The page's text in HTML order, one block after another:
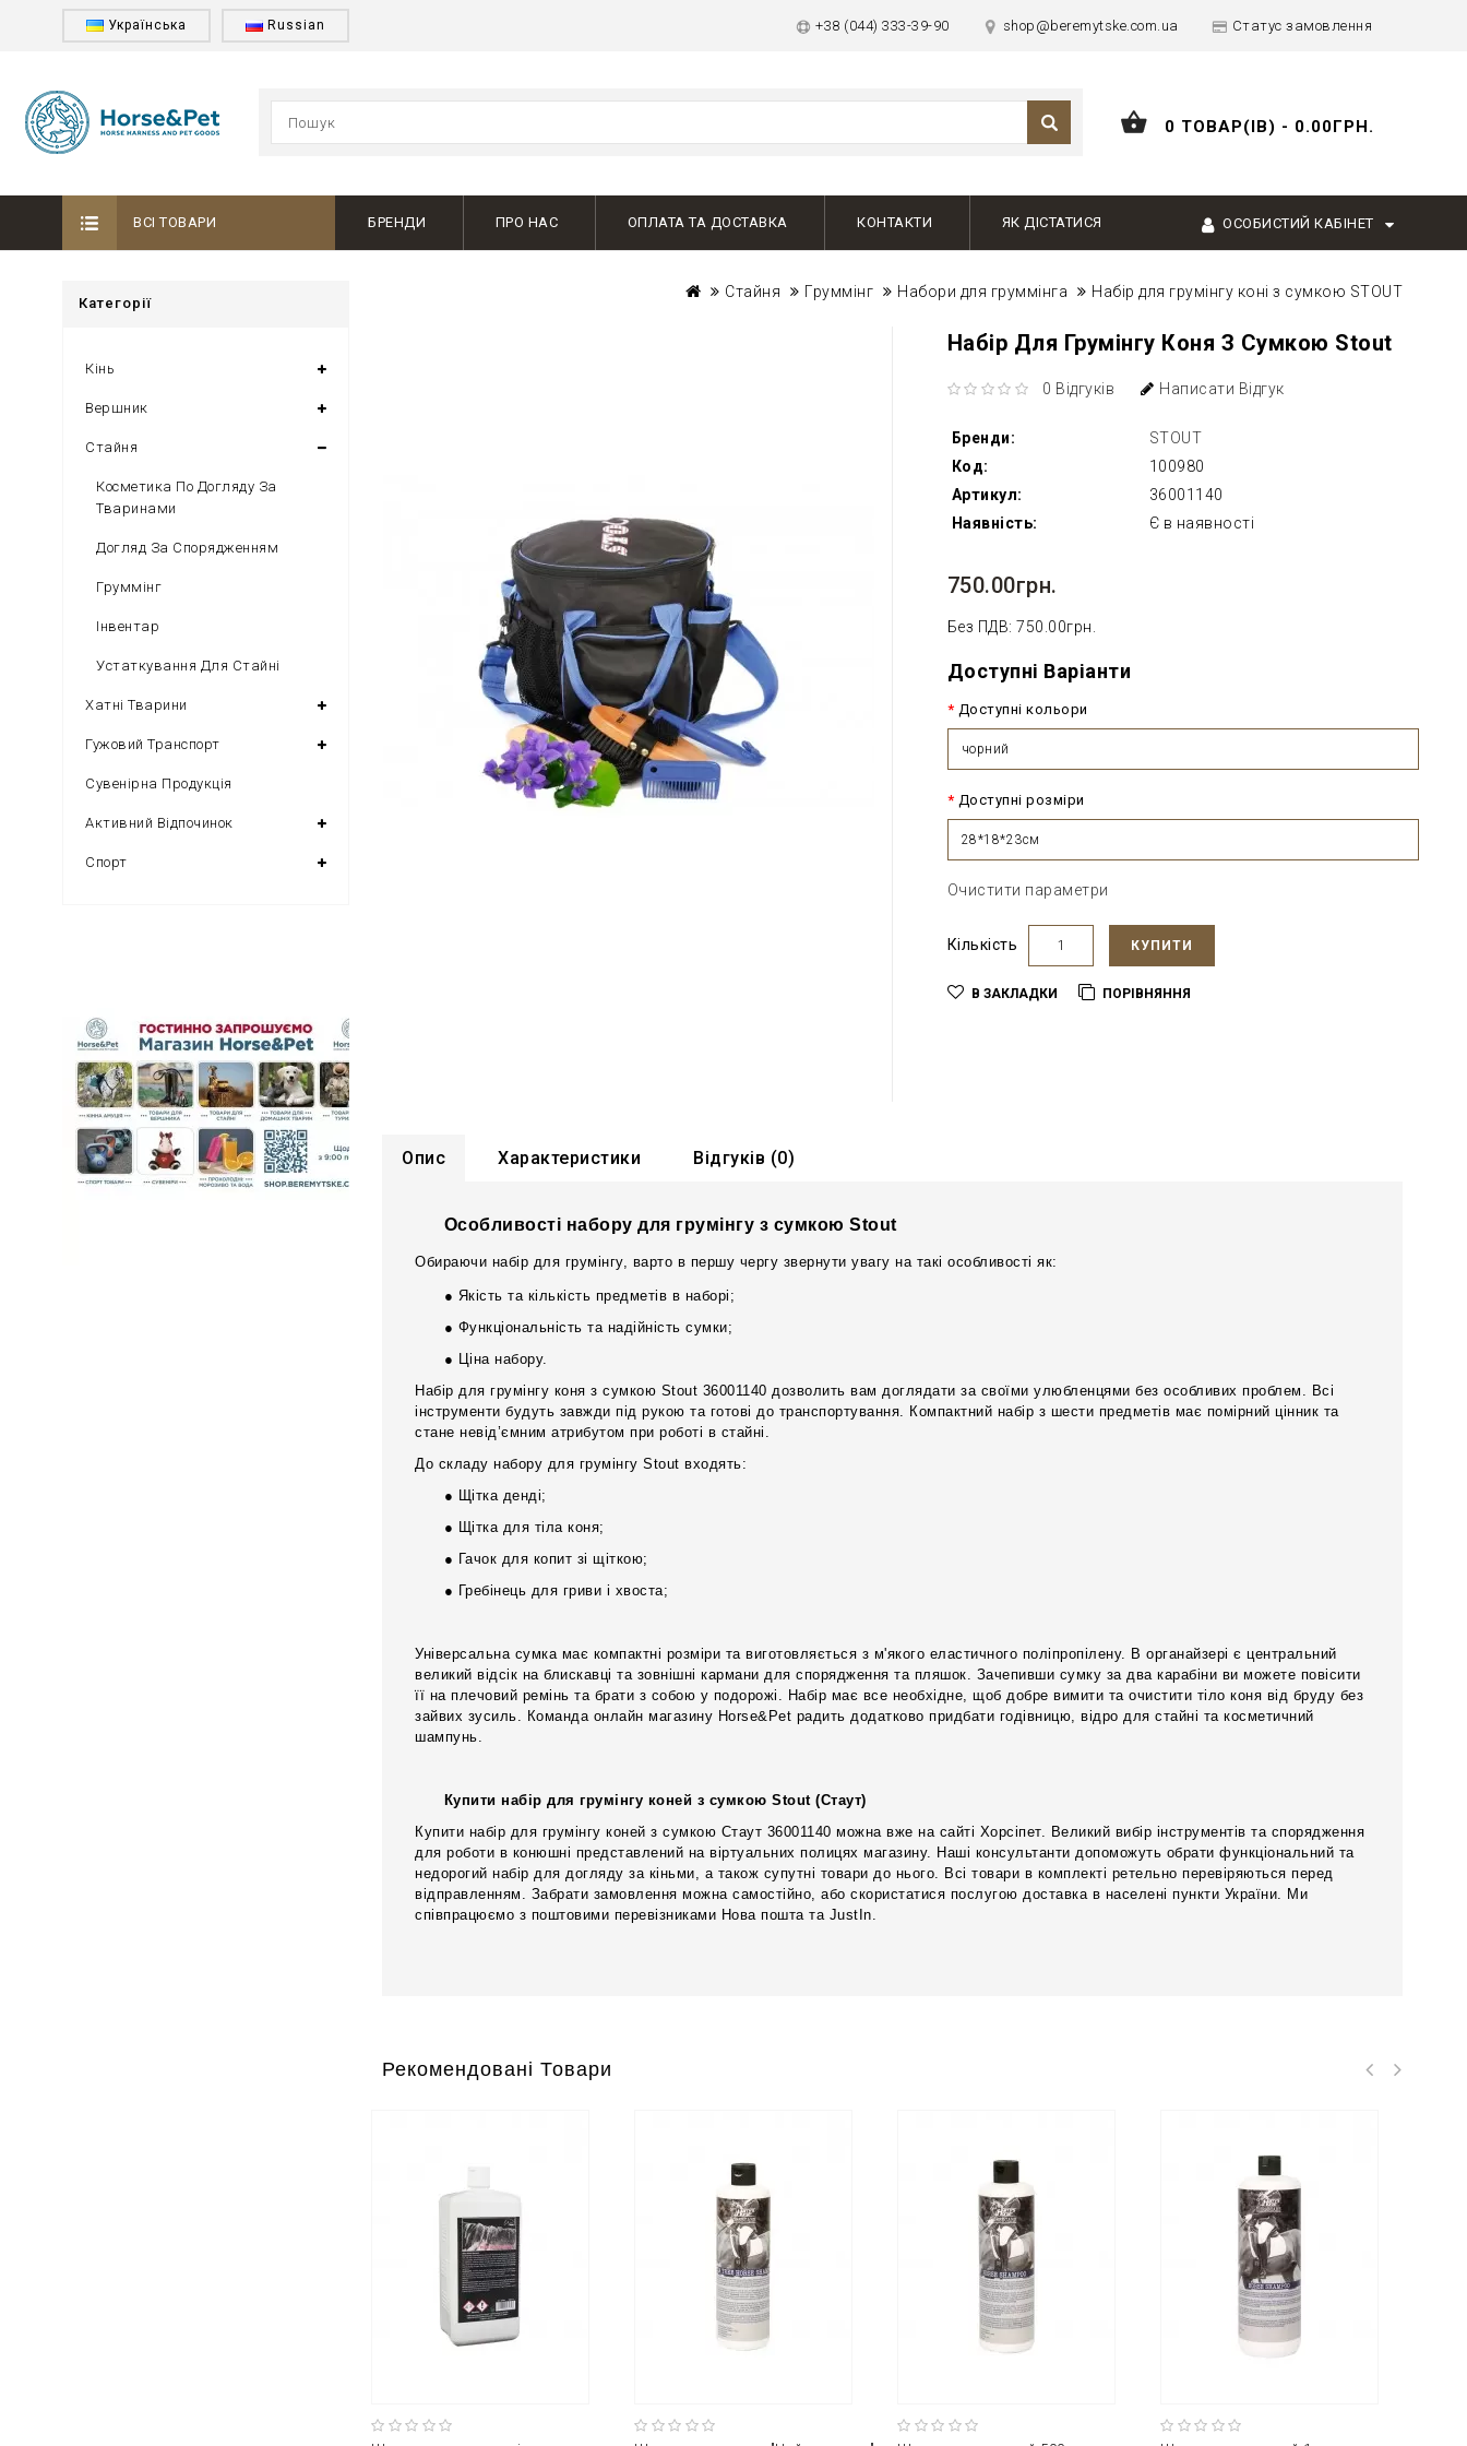
Українська Russian +38 (044) 333-39-90 shop@beremytske.com.ua Статус замовлення
0 ТОВАР(ІВ) - 0.00ГРН.
ВСІ ТОВАРИ БРЕНДИ ПРО НАС ОПЛАТА ТА ДОСТАВКА КОНТАКТИ ЯК ДІСТАТИСЯ ОСОБИСТИЙ КАБІНЕТ
Категорії
Кінь
Вершник
Стайня
Косметика По Догляду За
Тваринами
Догляд За Спорядженням
Груммінг
Інвентар
Устаткування Для Стайні
Хатні Тварини
Гужовий Транспорт
Сувенірна Продукція
Активний Відпочинок
Спорт
Стайня Груммінг Набори для груммінга Набір для грумінгу коні з сумкою STOUT
Набір Для Грумінгу Коня З Сумкою Stout
0 Відгуків Написати Відгук
Бренди:
STOUT
Код:
100980
Артикул:
36001140
Наявність:
Є в наявності
750.00грн.
Без ПДВ: 750.00грн.
Доступні Варіанти
Доступні кольори
чорний
Доступні розміри
28*18*23см
Очистити параметри
Кількість КУПИТИ
В ЗАКЛАДКИ ПОРІВНЯННЯ
Опис Характеристики Відгуків (0)
Особливості набору для грумінгу з сумкою Stout
Обираючи набір для грумінгу, варто в першу чергу звернути увагу на такі особливості як:
● Якість та кількість предметів в наборі;
● Функціональність та надійність сумки;
● Ціна набору.
Набір для грумінгу коня з сумкою Stout 36001140 дозволить вам доглядати за своїми улюбленцями без особливих проблем. Всі
інструменти будуть завжди під рукою та готові до транспортування. Компактний набір з шести предметів має помірний цінник та
стане невід’ємним атрибутом при роботі в стайні.
До складу набору для грумінгу Stout входять:
● Щітка денді;
● Щітка для тіла коня;
● Гачок для копит зі щіткою;
● Гребінець для гриви і хвоста;
Універсальна сумка має компактні розміри та виготовляється з м'якого еластичного поліпропілену. В органайзері є центральний
великий відсік на блискавці та зовнішні кармани для спорядження та пляшок. Зачепивши сумку за два карабіни ви можете повісити
її на плечовий ремінь та брати з собою у подорожі. Набір має все необхідне, щоб добре вимити та очистити тіло коня від бруду без
зайвих зусиль. Команда онлайн магазину Horse&Pet радить додатково придбати годівницю, відро для стайні та косметичний
шампунь.
Купити набір для грумінгу коней з сумкою Stout (Стаут)
Купити набір для грумінгу коней з сумкою Стаут 36001140 можна вже на сайті Хорсіпет. Великий вибір інструментів та спорядження
для роботи в конюшні представлений на віртуальних полицях магазину. Наші консультанти допоможуть обрати функціональний та
недорогий набір для догляду за кіньми, а також супутні товари до нього. Всі товари в комплекті ретельно перевіряються перед
відправленням. Забрати замовлення можна самостійно, або скористатися послугою доставка в населені пункти України. Ми
співпрацюємо з поштовими перевізниками Нова пошта та JustIn.
Рекомендовані Товари